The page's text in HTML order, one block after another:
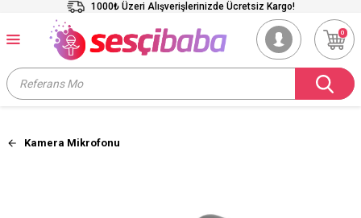
1000₺ Üzeri Alışverişlerinizde Ücretsiz Kargo!
0
Kamera Mikrofonu